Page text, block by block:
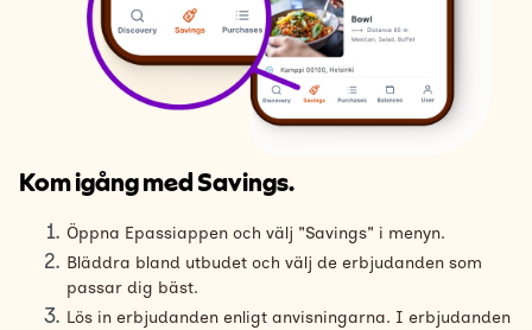
Kom igång med Savings.
Öppna Epassiappen och välj "Savings" i menyn.
Bläddra bland utbudet och välj de erbjudanden som
passar dig bäst.
Lös in erbjudanden enligt anvisningarna. I erbjudanden